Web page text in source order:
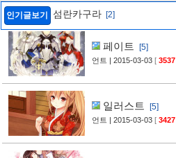
웹툰 이미지
인기글보기 섬란카구라 [2]
페이트 [5]
언트 | 2015-03-03 [ 3537
일러스트 [5]
언트 | 2015-03-03 [ 3427